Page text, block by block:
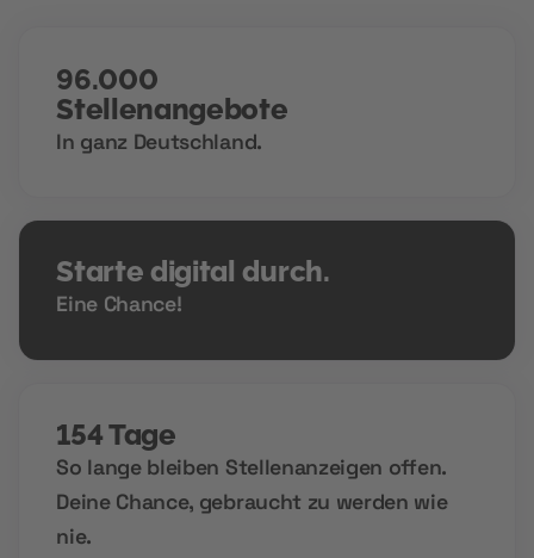
96.000
Stellenangebote
In ganz Deutschland.
Starte digital durch.
Eine Chance!
154 Tage
So lange bleiben Stellenanzeigen offen.
Deine Chance, gebraucht zu werden wie
nie.